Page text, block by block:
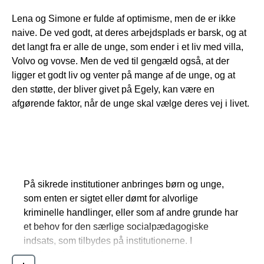
Lena og Simone er fulde af optimisme, men de er ikke
naive. De ved godt, at deres arbejdsplads er barsk, og at
det langt fra er alle de unge, som ender i et liv med villa,
Volvo og vovse. Men de ved til gengæld også, at der
ligger et godt liv og venter på mange af de unge, og at
den støtte, der bliver givet på Egely, kan være en
afgørende faktor, når de unge skal vælge deres vej i livet.
På sikrede institutioner anbringes børn og unge,
som enten er sigtet eller dømt for alvorlige
kriminelle handlinger, eller som af andre grunde har
et behov for den særlige socialpædagogiske
indsats, som tilbydes på institutionerne. I
modsætning til andre døgninstitutioner for børn og